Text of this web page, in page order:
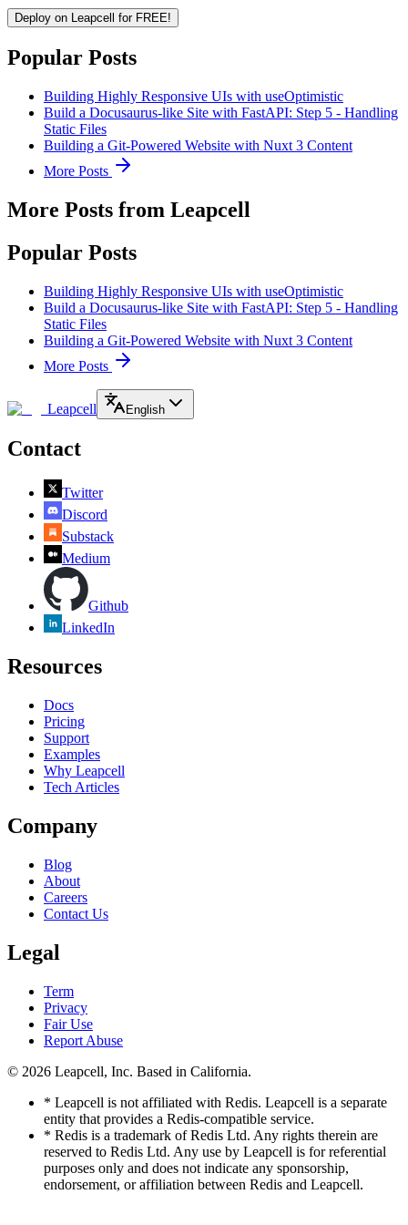
Deploy on Leapcell for FREE!
Popular Posts
Building Highly Responsive UIs with useOptimistic
Build a Docusaurus-like Site with FastAPI: Step 5 - Handling
Static Files
Building a Git-Powered Website with Nuxt 3 Content
More Posts
More Posts from Leapcell
Popular Posts
Building Highly Responsive UIs with useOptimistic
Build a Docusaurus-like Site with FastAPI: Step 5 - Handling
Static Files
Building a Git-Powered Website with Nuxt 3 Content
More Posts
Leapcell English
Contact
Twitter
Discord
Substack
Medium
Github
LinkedIn
Resources
Docs
Pricing
Support
Examples
Why Leapcell
Tech Articles
Company
Blog
About
Careers
Contact Us
Legal
Term
Privacy
Fair Use
Report Abuse
© 2026 Leapcell, Inc. Based in California.
* Leapcell is not affiliated with Redis. Leapcell is a separate
entity that provides a Redis-compatible service.
* Redis is a trademark of Redis Ltd. Any rights therein are
reserved to Redis Ltd. Any use by Leapcell is for referential
purposes only and does not indicate any sponsorship,
endorsement, or affiliation between Redis and Leapcell.